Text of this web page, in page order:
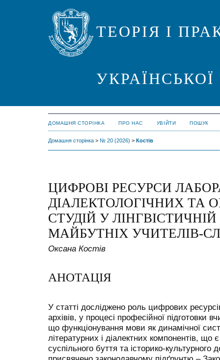
ТЕОРІЯ І
ДОМАШНЯ СТОРІНКА ПРО НАС УВІЙТИ ПОШУК
Домашня сторінка > № 20 (2026) > Костів
ЦИФРОВІ РЕСУРСИ
ДІАЛЕКТОЛОГІЧНИХ ТА
СТУДІЙ У
МАЙБУТНІХ УЧИТЕЛІВ-
Оксана Костів
АНОТАЦІЯ
У статті досліджено роль цифрових
архівів, у процесі професійної підготовки
що функціонування мови як динамічної
літературних і діалектних компонентів,
суспільного буття та історико-культурного